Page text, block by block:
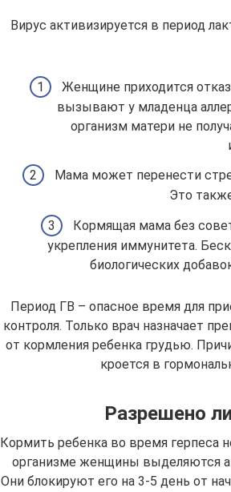
Вирус активизируется в период
Женщине приходится
вызывают у младенца
организм матери не
Мама может перенести
Это
Кормящая мама без
укрепления иммунитета.
биологических
Период ГВ – опасное время для
контроля. Только врач назначает
от кормления ребенка грудью.
кроется в
Разрешено
Кормить ребенка во время герпеса
организме женщины выделяются
Они блокируют его на 3-5 день от